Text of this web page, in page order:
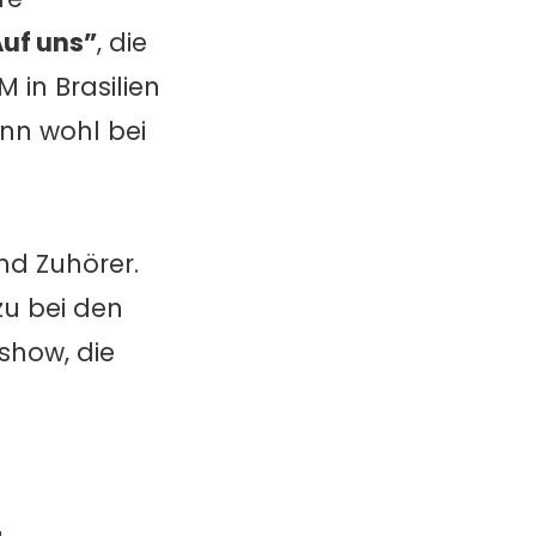
uns”, die
in Brasilien
wohl bei
Zuhörer.
bei den
die